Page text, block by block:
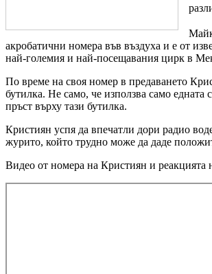
акробатични номера във въздуха и е от
най-големия и най-посещавания цирк в
По време на своя номер в предаването
бутилка. Не само, че използва само едната
пръст върху тази бутилка.
Кристиян успя да впечатли дори радио
журито, който трудно може да даде
Видео от номера на Кристиян и реакцията